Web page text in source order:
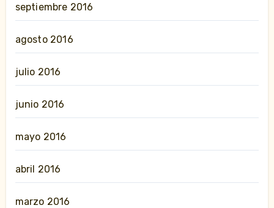
septiembre 2016
agosto 2016
julio 2016
junio 2016
mayo 2016
abril 2016
marzo 2016